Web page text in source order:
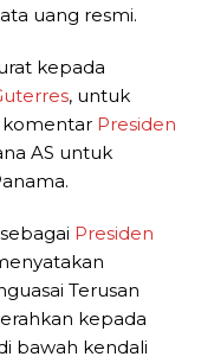
uang resmi.
kepada
, untuk
komentar Presiden
AS untuk
sebagai Presiden
Terusan
kepada
bawah kendali